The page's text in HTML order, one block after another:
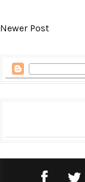
Newer Post